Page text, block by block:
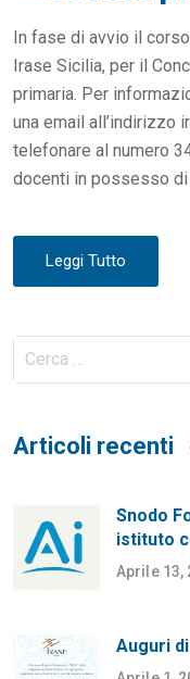
In fase di avvio il
Irase Sicilia, per il
primaria. Per
una email all’indirizzo
telefonare al numero
docenti in possesso
Leggi Tutto
Cerca
per:
Articoli recenti
Snodo
istituto
Aprile 13,
Auguri